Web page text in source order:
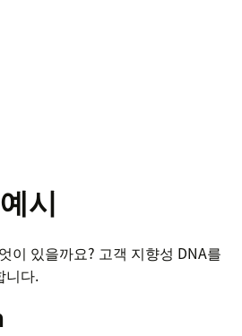
시
이 있을까요? 고객 지향성 DNA를
니다.